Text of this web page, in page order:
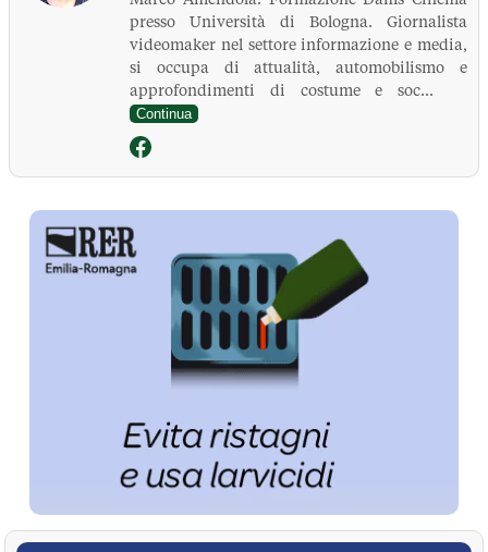
presso Università di Bologna. Giornalista
videomaker nel settore informazione e media,
si occupa di attualità, automobilismo e
approfondimenti di costume e soc...
Continua
La Pressa